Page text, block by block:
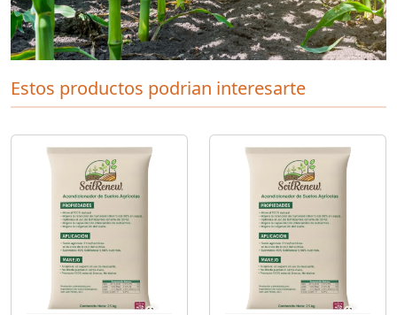
Estos productos podrian interesarte